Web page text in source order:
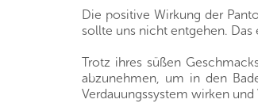
Die positive Wirkung der
sollte uns nicht entgehen. Das
Trotz ihres süßen
abzunehmen, um in den
Verdauungssystem wirken